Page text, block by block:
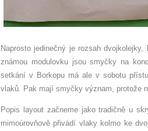
Naprosto jedinečný je rozsah
známou modulovku jsou smyčky na
setkání v Borkopu má ale v sobotu
vlaků. Pak mají smyčky význam, protože
Popis layout začneme jako tradičně u
mimoúrovňově přivádí vlaky kolmo ke